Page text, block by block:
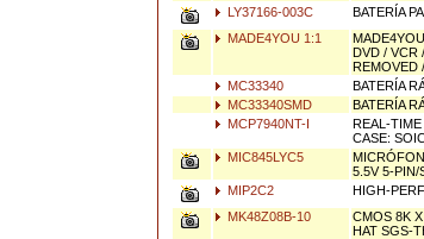
LY37166-003C BATERÍA
MADE4YOU 1:1
DVD / VCR
REMOVED
MC33340 BATERÍA
MC33340SMD
BATERÍA
MCP7940NT-I
REAL-
CASE:
MIC845LYC5
5.5V 5-PIN/
MIP2C2 HIGH-
MK48Z08B-10
CMOS 8K
HAT SGS-